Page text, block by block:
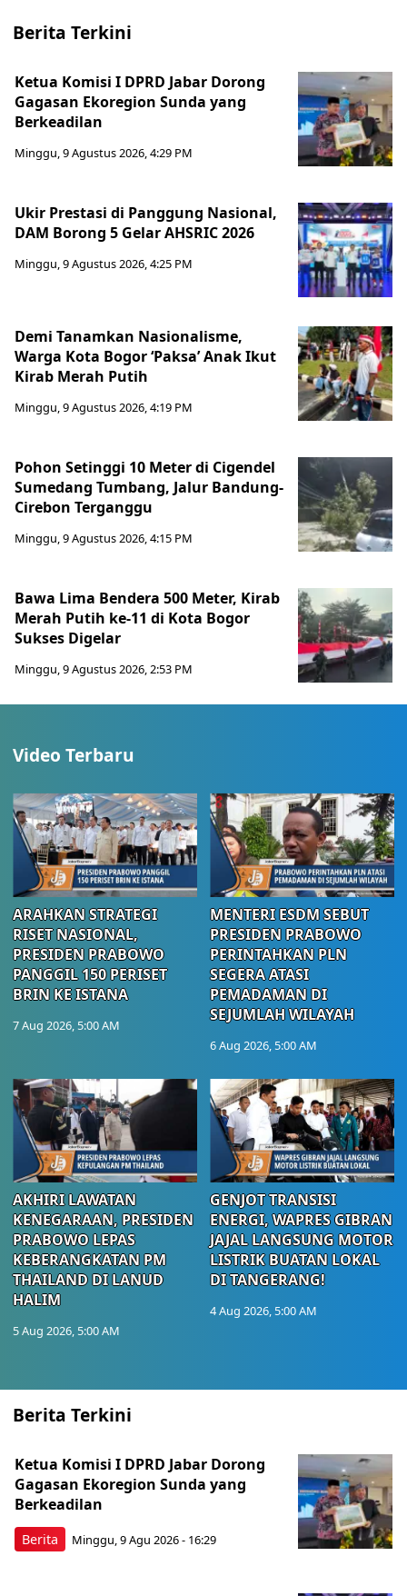
Berita Terkini
Ketua Komisi I DPRD Jabar Dorong
Gagasan Ekoregion Sunda yang
Berkeadilan
Minggu, 9 Agustus 2026, 4:29 PM
Ukir Prestasi di Panggung Nasional,
DAM Borong 5 Gelar AHSRIC 2026
Minggu, 9 Agustus 2026, 4:25 PM
Demi Tanamkan Nasionalisme,
Warga Kota Bogor ‘Paksa’ Anak Ikut
Kirab Merah Putih
Minggu, 9 Agustus 2026, 4:19 PM
Pohon Setinggi 10 Meter di Cigendel
Sumedang Tumbang, Jalur Bandung-
Cirebon Terganggu
Minggu, 9 Agustus 2026, 4:15 PM
Bawa Lima Bendera 500 Meter, Kirab
Merah Putih ke-11 di Kota Bogor
Sukses Digelar
Minggu, 9 Agustus 2026, 2:53 PM
Video Terbaru
ARAHKAN STRATEGI
RISET NASIONAL,
PRESIDEN PRABOWO
PANGGIL 150 PERISET
BRIN KE ISTANA
7 Aug 2026, 5:00 AM
MENTERI ESDM SEBUT
PRESIDEN PRABOWO
PERINTAHKAN PLN
SEGERA ATASI
PEMADAMAN DI
SEJUMLAH WILAYAH
6 Aug 2026, 5:00 AM
AKHIRI LAWATAN
KENEGARAAN, PRESIDEN
PRABOWO LEPAS
KEBERANGKATAN PM
THAILAND DI LANUD
HALIM
5 Aug 2026, 5:00 AM
GENJOT TRANSISI
ENERGI, WAPRES GIBRAN
JAJAL LANGSUNG MOTOR
LISTRIK BUATAN LOKAL
DI TANGERANG!
4 Aug 2026, 5:00 AM
Berita Terkini
Berita
Ketua Komisi I DPRD Jabar Dorong
Gagasan Ekoregion Sunda yang
Berkeadilan
Minggu, 9 Agu 2026 - 16:29